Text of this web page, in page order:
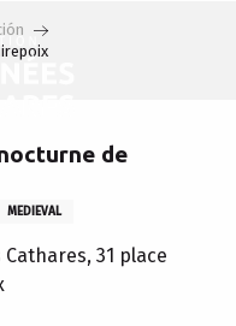
de
MEDIEVAL
31 place